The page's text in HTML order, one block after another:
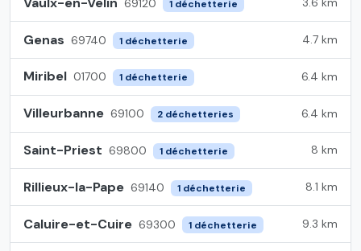
69120 1 déchetterie
Genas 69740 1 déchetterie 4.7 km
Miribel 01700 1 déchetterie 6.4 km
Villeurbanne 69100 2 déchetteries 6.4 km
Saint-Priest 69800 1 déchetterie 8 km
Rillieux-la-Pape 69140 1 déchetterie 8.1 km
Caluire-et-Cuire 69300 1 déchetterie 9.3 km